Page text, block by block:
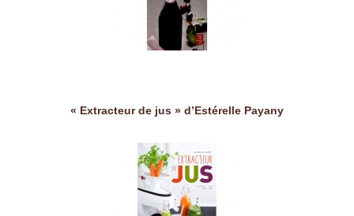
« Extracteur de jus » d’Estérelle Payany